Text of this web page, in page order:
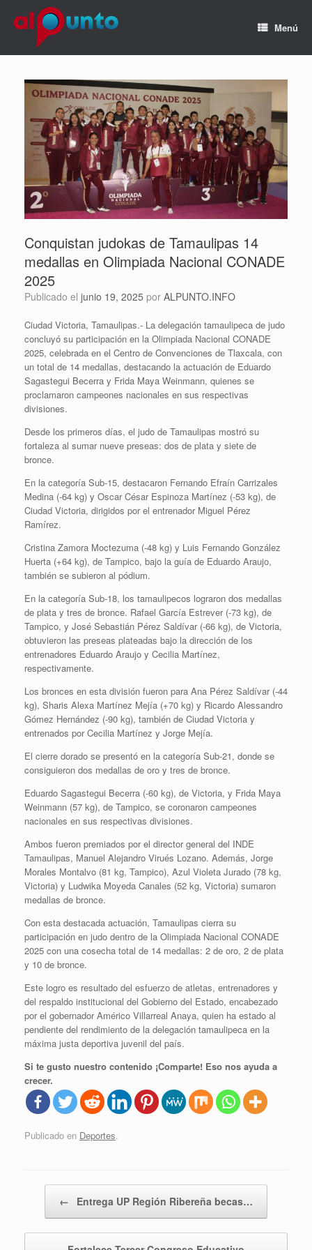
Menú
Conquistan judokas de Tamaulipas 14
medallas en Olimpiada Nacional CONADE
2025
Publicado el junio 19, 2025 por ALPUNTO.INFO
Ciudad Victoria, Tamaulipas.- La delegación tamaulipeca de judo
concluyó su participación en la Olimpiada Nacional CONADE
2025, celebrada en el Centro de Convenciones de Tlaxcala, con
un total de 14 medallas, destacando la actuación de Eduardo
Sagastegui Becerra y Frida Maya Weinmann, quienes se
proclamaron campeones nacionales en sus respectivas
divisiones.
Desde los primeros días, el judo de Tamaulipas mostró su
fortaleza al sumar nueve preseas: dos de plata y siete de
bronce.
En la categoría Sub-15, destacaron Fernando Efraín Carrizales
Medina (-64 kg) y Oscar César Espinoza Martínez (-53 kg), de
Ciudad Victoria, dirigidos por el entrenador Miguel Pérez
Ramírez.
Cristina Zamora Moctezuma (-48 kg) y Luis Fernando González
Huerta (+64 kg), de Tampico, bajo la guía de Eduardo Araujo,
también se subieron al pódium.
En la categoría Sub-18, los tamaulipecos lograron dos medallas
de plata y tres de bronce. Rafael García Estrever (-73 kg), de
Tampico, y José Sebastián Pérez Saldívar (-66 kg), de Victoria,
obtuvieron las preseas plateadas bajo la dirección de los
entrenadores Eduardo Araujo y Cecilia Martínez,
respectivamente.
Los bronces en esta división fueron para Ana Pérez Saldívar (-44
kg), Sharis Alexa Martínez Mejía (+70 kg) y Ricardo Alessandro
Gómez Hernández (-90 kg), también de Ciudad Victoria y
entrenados por Cecilia Martínez y Jorge Mejía.
El cierre dorado se presentó en la categoría Sub-21, donde se
consiguieron dos medallas de oro y tres de bronce.
Eduardo Sagastegui Becerra (-60 kg), de Victoria, y Frida Maya
Weinmann (57 kg), de Tampico, se coronaron campeones
nacionales en sus respectivas divisiones.
Ambos fueron premiados por el director general del INDE
Tamaulipas, Manuel Alejandro Virués Lozano. Además, Jorge
Morales Montalvo (81 kg, Tampico), Azul Violeta Jurado (78 kg,
Victoria) y Ludwika Moyeda Canales (52 kg, Victoria) sumaron
medallas de bronce.
Con esta destacada actuación, Tamaulipas cierra su
participación en judo dentro de la Olimpiada Nacional CONADE
2025 con una cosecha total de 14 medallas: 2 de oro, 2 de plata
y 10 de bronce.
Este logro es resultado del esfuerzo de atletas, entrenadores y
del respaldo institucional del Gobierno del Estado, encabezado
por el gobernador Américo Villarreal Anaya, quien ha estado al
pendiente del rendimiento de la delegación tamaulipeca en la
máxima justa deportiva juvenil del país.
Si te gusto nuestro contenido ¡Comparte! Eso nos ayuda a
crecer.
Publicado en Deportes.
← Entrega UP Región Ribereña becas…